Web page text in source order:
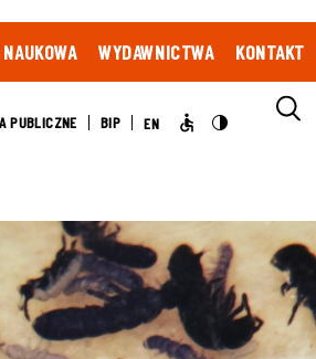
WYDAWNICTWA KONTAKT
PUBLICZNE BIP EN